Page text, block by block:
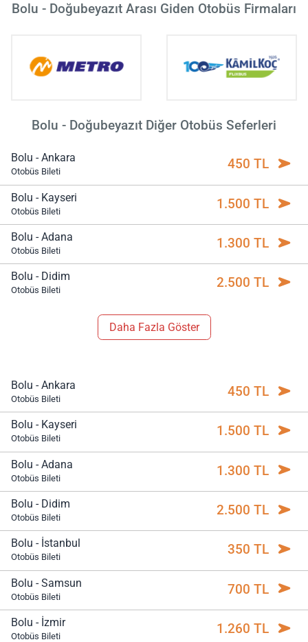
Bolu - Doğubeyazıt Arası Giden Otobüs Firmaları
Bolu - Doğubeyazıt Diğer Otobüs Seferleri
Bolu - Ankara
Otobüs Bileti 450 TL
Bolu - Kayseri
Otobüs Bileti 1.500 TL
Bolu - Adana
Otobüs Bileti 1.300 TL
Bolu - Didim
Otobüs Bileti 2.500 TL
Daha Fazla Göster
Bolu - Ankara
Otobüs Bileti 450 TL
Bolu - Kayseri
Otobüs Bileti 1.500 TL
Bolu - Adana
Otobüs Bileti 1.300 TL
Bolu - Didim
Otobüs Bileti 2.500 TL
Bolu - İstanbul
Otobüs Bileti 350 TL
Bolu - Samsun
Otobüs Bileti 700 TL
Bolu - İzmir
Otobüs Bileti 1.260 TL